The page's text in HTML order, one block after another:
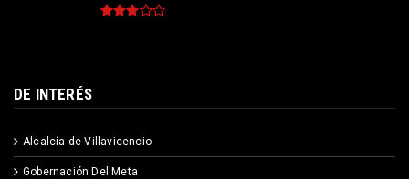
DE INTERÉS
Alcalcía de Villavicencio
Gobernación Del Meta